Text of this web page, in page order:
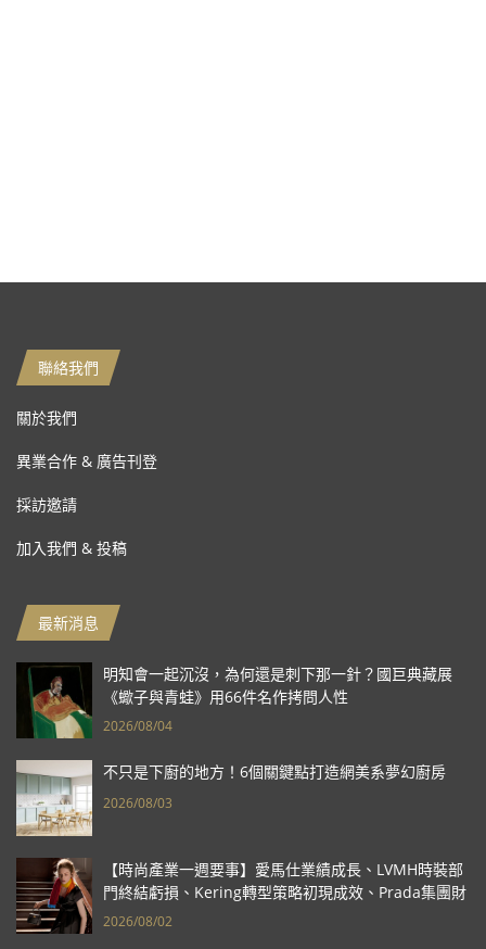
聯絡我們
關於我們
異業合作 & 廣告刊登
採訪邀請
加入我們 & 投稿
最新消息
明知會一起沉沒，為何還是刺下那一針？國巨典藏展
《蠍子與青蛙》用66件名作拷問人性
2026/08/04
不只是下廚的地方！6個關鍵點打造網美系夢幻廚房
2026/08/03
【時尚產業一週要事】愛馬仕業績成長、LVMH時裝部
門終結虧損、Kering轉型策略初現成效、Prada集團財
報亮眼
2026/08/02